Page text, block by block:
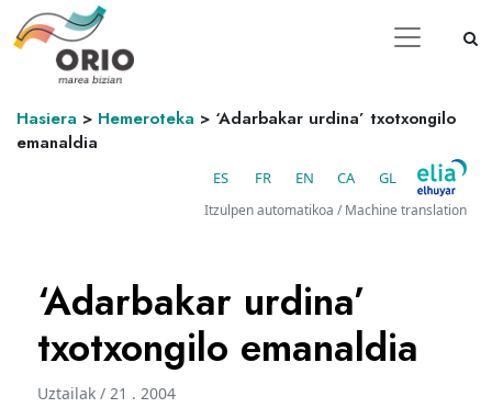
Hasiera > Hemeroteka > ‘Adarbakar urdina’ txotxongilo
emanaldia
ES FR EN CA GL
Itzulpen automatikoa / Machine translation
‘Adarbakar urdina’
txotxongilo emanaldia
Uztailak / 21 . 2004